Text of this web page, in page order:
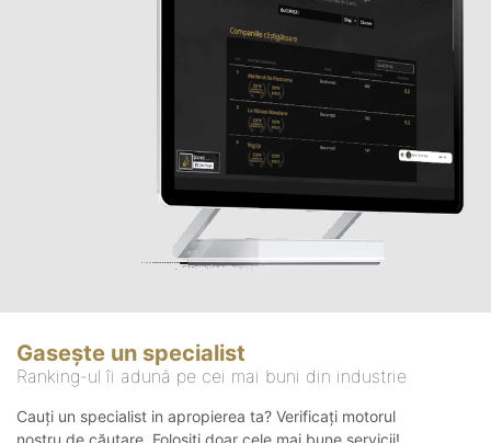
Gasește un specialist
Ranking-ul îi adună pe cei mai buni din industrie
Cauți un specialist in apropierea ta? Verificați motorul
nostru de căutare. Folosiți doar cele mai bune servicii!